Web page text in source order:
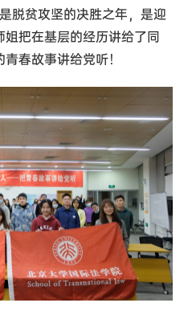
脱贫攻坚的决胜之年，是迎
把在基层的经历讲给了同
春故事讲给党听！